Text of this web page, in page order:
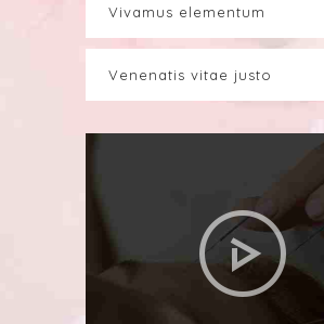
Vivamus elementum
Venenatis vitae justo